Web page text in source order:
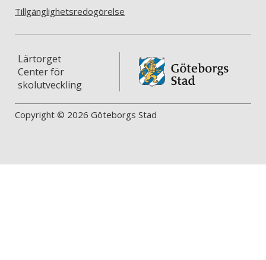
Tillgänglighetsredogörelse
Lärtorget
Center för
skolutveckling
Copyright © 2026 Göteborgs Stad